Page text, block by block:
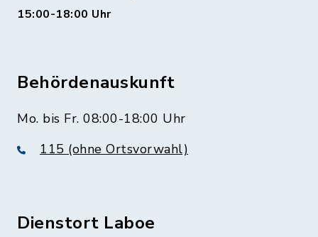
15:00-18:00 Uhr
Behördenauskunft
Mo. bis Fr. 08:00-18:00 Uhr
115 (ohne Ortsvorwahl)
Dienstort Laboe